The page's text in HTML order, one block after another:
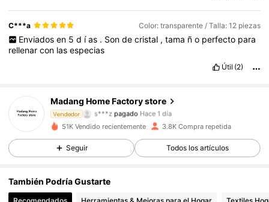
C***a Color: transparente / Talla: 12 piezas
Enviados en 5 d ías . Son de cristal , tama ñ o perfecto para
rellenarcon lasespecias
Útil (2)
Madang Home Factory store
Vendedor
4,81
895 Seguidores
s***z
pagado Hace 1 día
seguido hace
4,81 895 Seguidores
4,81
51K Vendido recientemente 3.8K Compra repetida
Seguir Todos los artículos
También Podría Gustarte